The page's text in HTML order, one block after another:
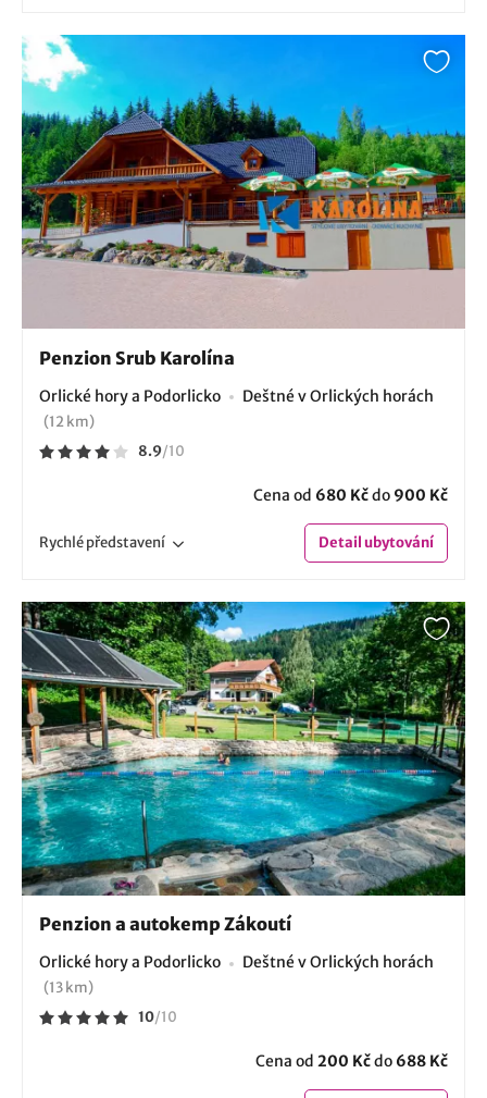
Penzion Srub Karolína
Orlické hory a Podorlicko Deštné v Orlických horách
(12 km)
8.9/10
Cena od 680 Kčdo 900 Kč
Rychlépředstavení Detailubytování
Penzion a autokemp Zákoutí
Orlické hory a Podorlicko Deštné v Orlických horách
(13 km)
10/10
Cena od 200 Kčdo 688 Kč